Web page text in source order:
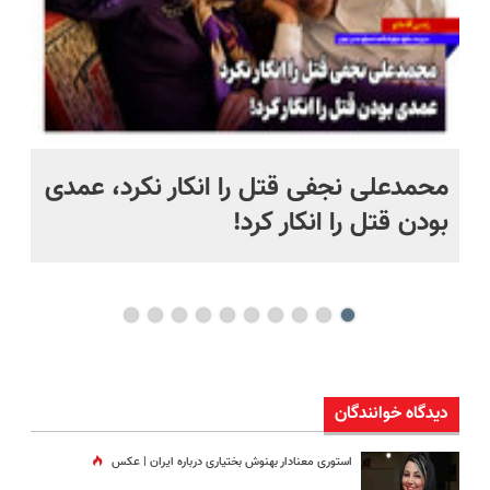
محمدعلی نجفی قتل را انکار نکرد، عمدی
بودن قتل را انکار کرد!
دیدگاه خوانندگان
استوری معنادار بهنوش بختیاری درباره ایران | عکس